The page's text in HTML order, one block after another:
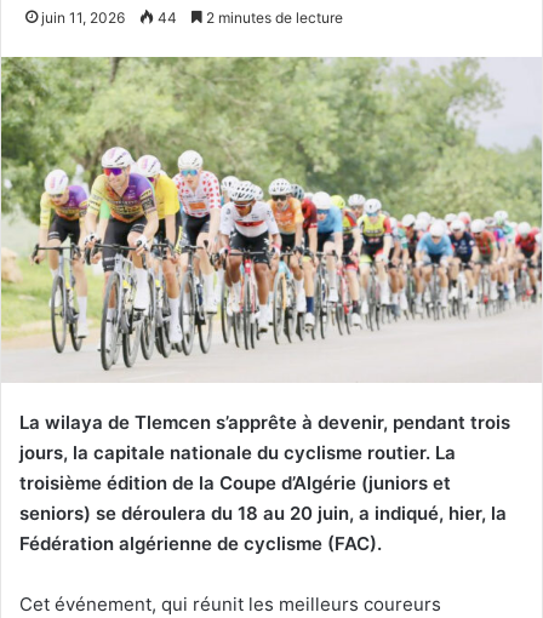
juin 11, 2026 44 2 minutes de lecture
La wilaya de Tlemcen s’apprête à devenir, pendant trois
jours, la capitale nationale du cyclisme routier. La
troisième édition de la Coupe d’Algérie (juniors et
seniors) se déroulera du 18 au 20 juin, a indiqué, hier, la
Fédération algérienne de cyclisme (FAC).
Cet événement, qui réunit les meilleurs coureurs